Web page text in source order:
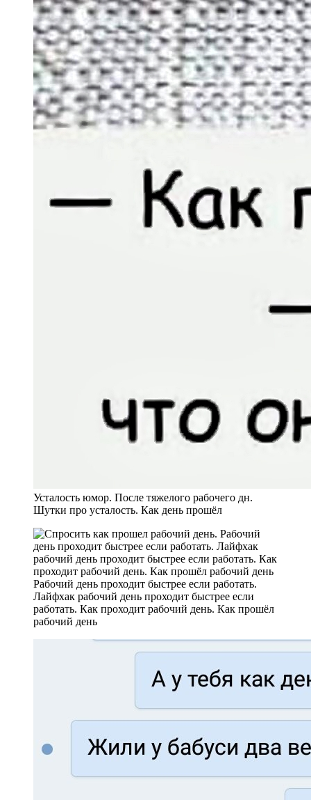
Усталость юмор. После тяжелого рабочего дн.
Шутки про усталость. Как день прошёл
Рабочий день проходит быстрее если работать.
Лайфхак рабочий день проходит быстрее если
работать. Как проходит рабочий день. Как прошёл
рабочий день